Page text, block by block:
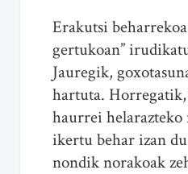
Erakutsi
gertukoan”
Jauregik,
hartuta.
haurrei
ikertu behar izan
nondik norakoak